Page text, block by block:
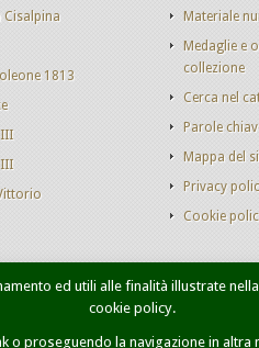
Cisalpina
1813
Materiale
Medaglie e
collezione
Cerca nel
Parole
Mappa del
Privacy
Cookie
Catalogo monete
ed utili alle finalità illustrate
cookie policy.
proseguendo la navigazione in altra